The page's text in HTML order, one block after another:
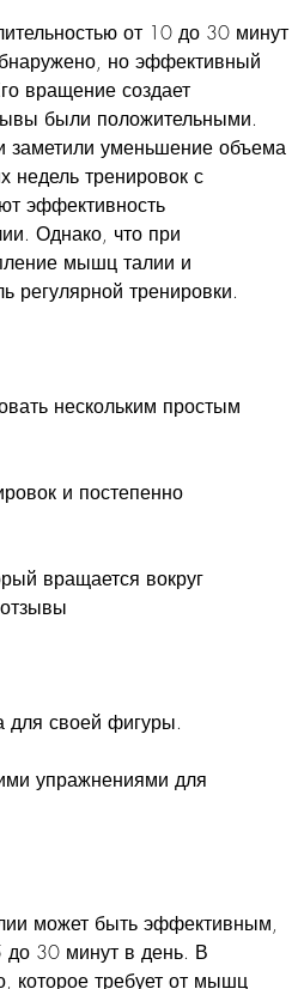
но эффективный
вращение создает
были положительными.
заметили уменьшение объема
недель тренировок с
эффективность
Однако, что при
мышц талии и
регулярной тренировки.
нескольким простым
и постепенно
вращается вокруг
для своей фигуры.
упражнениями для
может быть эффективным,
до 30 минут в день. В
которое требует от мышц